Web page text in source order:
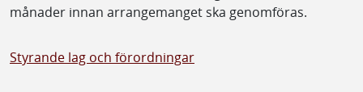
månader innan arrangemanget ska genomföras.
Styrande lag och förordningar